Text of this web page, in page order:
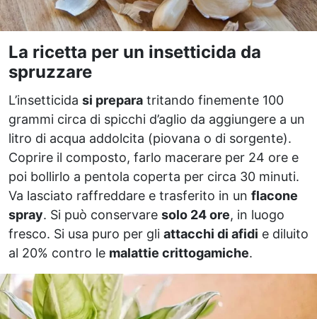
La ricetta per un insetticida da
spruzzare
L’insetticida si prepara tritando finemente 100
grammi circa di spicchi d’aglio da aggiungere a un
litro di acqua addolcita (piovana o di sorgente).
Coprire il composto, farlo macerare per 24 ore e
poi bollirlo a pentola coperta per circa 30 minuti.
Va lasciato raffreddare e trasferito in un flacone
spray. Si può conservare solo 24 ore, in luogo
fresco. Si usa puro per gli attacchi di afidi e diluito
al 20% contro le malattie crittogamiche.